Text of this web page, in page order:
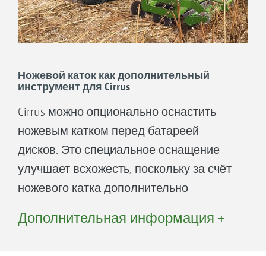
Ножевой каток как дополнительный
инструмент для Cirrus
Cirrus можно опционально оснастить
ножевым катком перед батареей
дисков. Это специальное оснащение
улучшает всхожесть, поскольку за счёт
ножевого катка дополнительно
новой комбинации можно сэкономить
Дополнительная информация +